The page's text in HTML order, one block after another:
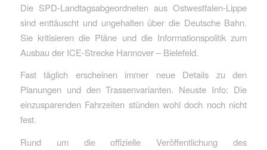
Die SPD-Landtagsabgeordneten aus Ostwestfalen-Lippe
sind enttäuscht und ungehalten über die Deutsche Bahn.
Sie kritisieren die Pläne und die Informationspolitik zum
Ausbau der ICE-Strecke Hannover – Bielefeld.
Fast täglich erscheinen immer neue Details zu den
Planungen und den Trassenvarianten. Neuste Info: Die
einzusparenden Fahrzeiten stünden wohl doch noch nicht
fest.
Rund um die offizielle Veröffentlichung des